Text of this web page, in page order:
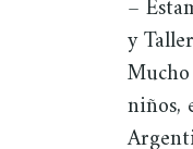
–
y
niños,